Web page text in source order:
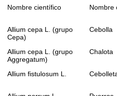
Nombre científico Nombre
Allium cepa L. (grupo
Cepa)
Cebolla
Allium cepa L. (grupo
Aggregatum)
Chalota
Allium fistulosum L.